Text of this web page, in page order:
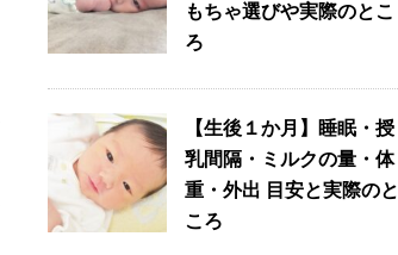
もちゃ選びや実際のとこ
ろ
【生後１か月】睡眠・授
乳間隔・ミルクの量・体
重・外出 目安と実際のと
ころ